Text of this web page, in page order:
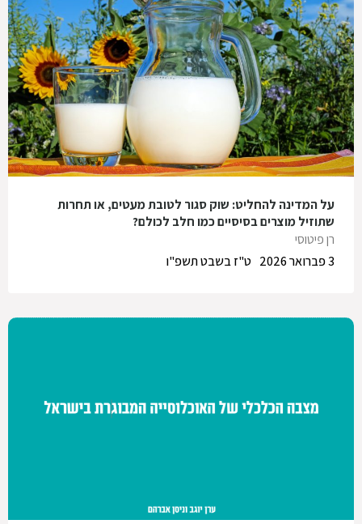
על המדינה להחליט: שוק סגור לטובת מעטים, או תחרות
שתוזיל מוצרים בסיסיים כמו חלב לכולם?
רן פיטוסי
ט"ז בשבט תשפ"ו
3 פברואר 2026